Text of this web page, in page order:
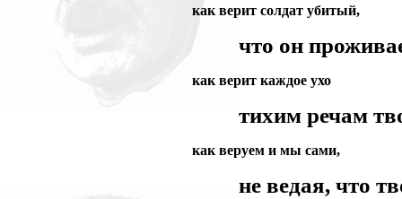
как верит солдат убитый,
что он
как верит каждое ухо
тихим речам
как веруем и мы сами,
не ведая, что